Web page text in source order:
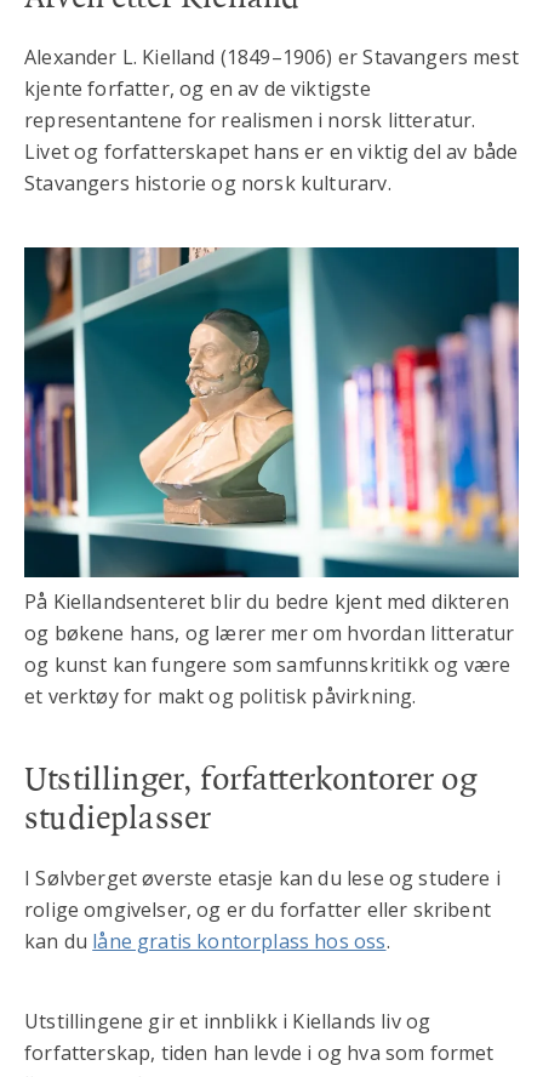
Alexander L. Kielland (1849–1906) er Stavangers mest
kjente forfatter, og en av de viktigste
representantene for realismen i norsk litteratur.
Livet og forfatterskapet hans er en viktig del av både
Stavangers historie og norsk kulturarv.
På Kiellandsenteret blir du bedre kjent med dikteren
og bøkene hans, og lærer mer om hvordan litteratur
og kunst kan fungere som samfunnskritikk og være
et verktøy for makt og politisk påvirkning.
Utstillinger, forfatterkontorer og
studieplasser
I Sølvberget øverste etasje kan du lese og studere i
rolige omgivelser, og er du forfatter eller skribent
kan du låne gratis kontorplass hos oss.
Utstillingene gir et innblikk i Kiellands liv og
forfatterskap, tiden han levde i og hva som formet